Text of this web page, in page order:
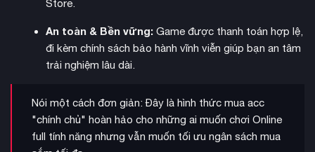
Những tính năng nổi bật của Subnautica 2:
Store.
An toàn & Bền vững:Game được thanh toán hợp lệ,
đi kèm chính sách bảo hành vĩnh viễn giúp bạn an tâm
trải nghiệm lâu dài.
Nói một cách đơn giản: Đây là hình thức mua acc
"chính chủ" hoàn hảo cho những ai muốn chơi Online
full tính năng nhưng vẫn muốn tối ưu ngân sách mua